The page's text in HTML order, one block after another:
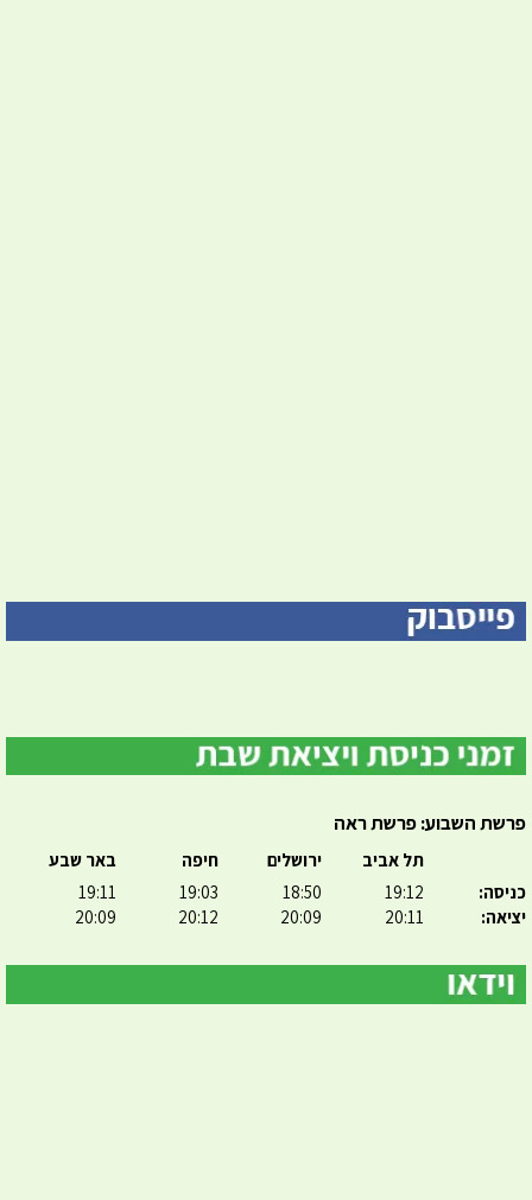
פרשת השבוע: פרשת ראה
כניסה:
יציאה:
תל אביב
19:12
20:11
ירושלים
18:50
20:09
חיפה
19:03
20:12
באר שבע
19:11
20:09